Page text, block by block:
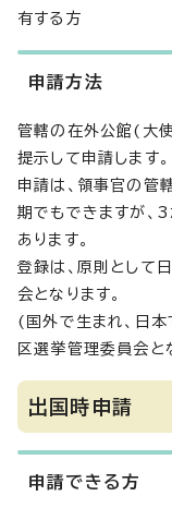
有する方
申請方法
管轄の在外公館(大
提示して申請します。
申請は、領事官の
期でもできますが、
あります。
登録は、原則として
会となります。
(国外で生まれ、日本
区選挙管理委員会と
出国時申請
申請できる方